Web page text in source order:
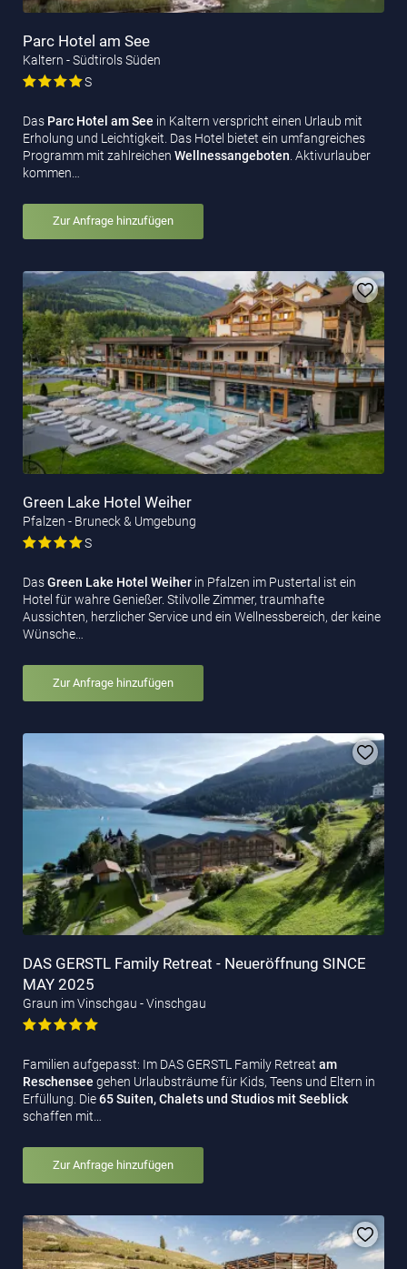
Parc Hotel am See
Kaltern - Südtirols Süden
S
Das Parc Hotel am See in Kaltern verspricht einen Urlaub mit
Erholung und Leichtigkeit. Das Hotel bietet ein umfangreiches
Programm mit zahlreichen Wellnessangeboten . Aktivurlauber
kommen…
Zur Anfrage hinzufügen
Green Lake Hotel Weiher
Pfalzen - Bruneck & Umgebung
S
DasGreen Lake Hotel Weiher in Pfalzen im Pustertal ist ein
Hotel für wahre Genießer. Stilvolle Zimmer, traumhafte
Aussichten, herzlicher Service und ein Wellnessbereich, der keine
Wünsche…
Zur Anfrage hinzufügen
DAS GERSTL Family Retreat - Neueröffnung SINCE
MAY 2025
Graun im Vinschgau - Vinschgau
Familien aufgepasst: Im DAS GERSTL Family Retreat am
Reschensee gehen Urlaubsträume für Kids, Teens und Eltern in
Erfüllung. Die65 Suiten, Chalets und Studios mit Seeblick
schaffen mit…
Zur Anfrage hinzufügen